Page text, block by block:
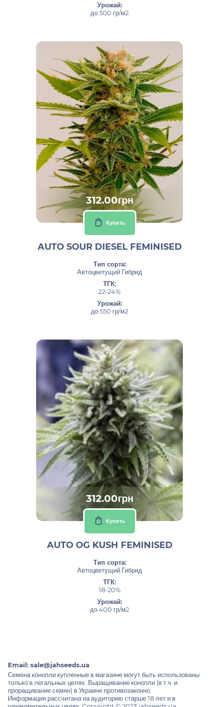
Урожай:
до 500 гр/м2
312.00грн
Купить
AUTO SOUR DIESEL FEMINISED
Тип сорта:
Автоцветущий Гибрид
ТГК:
22-24%
Урожай:
до 550 гр/м2
312.00грн
Купить
AUTO OG KUSH FEMINISED
Тип сорта:
Автоцветущий Гибрид
ТГК:
18-20%
Урожай:
до 400 гр/м2
Email: sale@jahseeds.ua
Семена конопли купленные в магазине могут быть использованы
только в легальных целях. Выращивание конопли (в т.ч. и
проращивание семян) в Украине противозаконно.
Информация рассчитана на аудиторию старше 18 лет и в